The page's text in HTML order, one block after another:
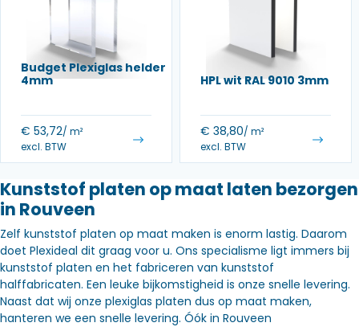
Budget Plexiglas helder
4mm
€ 53,72/ m²
excl. BTW
HPL wit RAL 9010 3mm
€ 38,80/ m²
excl. BTW
Kunststof platen op maat laten bezorgen
in Rouveen
Zelf kunststof platen op maat maken is enorm lastig. Daarom
doet Plexideal dit graag voor u. Ons specialisme ligt immers bij
kunststof platen en het fabriceren van kunststof
halffabricaten. Een leuke bijkomstigheid is onze snelle levering.
Naast dat wij onze plexiglas platen dus op maat maken,
hanteren we een snelle levering. Óók in Rouveen